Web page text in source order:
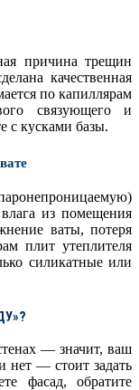
причина трещин
качественная
по капиллярам
связующего и
с кусками базы.
из помещения
ваты, потеря
плит утеплителя
силикатные или
— значит, ваш
нет — стоит задать
фасад, обратите